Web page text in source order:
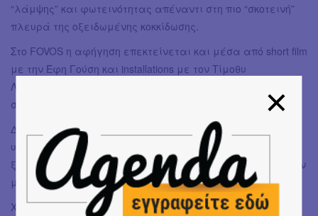
“λάμψης” και φωτεινότητας απέναντι στη πιο “σκοτεινή”
πλευρά της οξειδωμένης κοκκίδωσης.
Στο FOVOS η αφήγηση επεκτείνεται και μέσα από short film
με την Έφη Γούση και installations με τον Τίμοθυ
Λασκαράτο. Πόσο σημαντικές είναι για εσένα οι
συνεργασίες;
Δεν ξέρω αν υπάρχει κάτι πιο σημαντικό μετά την
υλοποίηση μιας συλλογής. Ακόμα κι αν έχεις μια
ξεκάθαρη εικόνα για το πώς θέλεις να παρουσιαστεί, δεν
μπορείς να τα κάνεις όλα μόνος σου.
Χρειάζεσαι — ή τουλάχιστον εγώ χρειάζομαι —